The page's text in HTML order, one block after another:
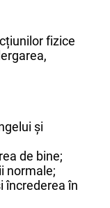
fizice
și
de bine;
normale;
încrederea în